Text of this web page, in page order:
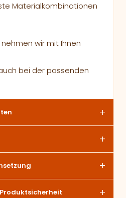
Materialkombinationen
wir mit Ihnen
bei der passenden